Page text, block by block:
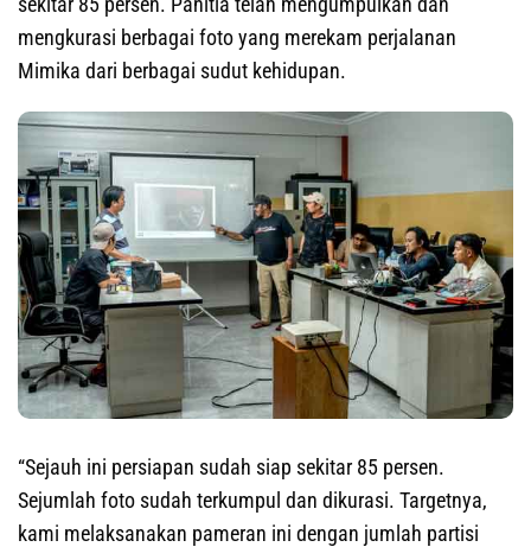
mengkurasi berbagai foto yang merekam perjalanan
Mimika dari berbagai sudut kehidupan.
“Sejauh ini persiapan sudah siap sekitar 85 persen.
Sejumlah foto sudah terkumpul dan dikurasi. Targetnya,
kami melaksanakan pameran ini dengan jumlah partisi